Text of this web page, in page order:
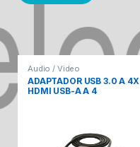
Audio / Video
ADAPTADOR USB 3.0 A 4X
HDMI USB-A A 4